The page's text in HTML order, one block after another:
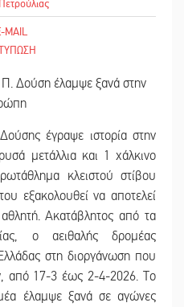
MAIL
έγραψε ιστορία στην
μετάλλια και 1 χάλκινο
κλειστού στίβου
εξακολουθεί να αποτελεί
Ακατάβλητος από τα
ο αειθαλής δρομέας
στη διοργάνωση που
από 17-3 έως 2-4-2026. Το
έλαμψε ξανά σε αγώνες